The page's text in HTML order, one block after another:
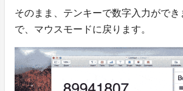
そのまま、テンキーで数字入力がで
で、マウスモードに戻ります。